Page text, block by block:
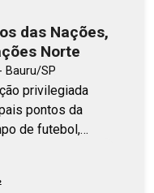
das Nações,
Norte
Bauru/SP
privilegiada
pontos da
de futebol,